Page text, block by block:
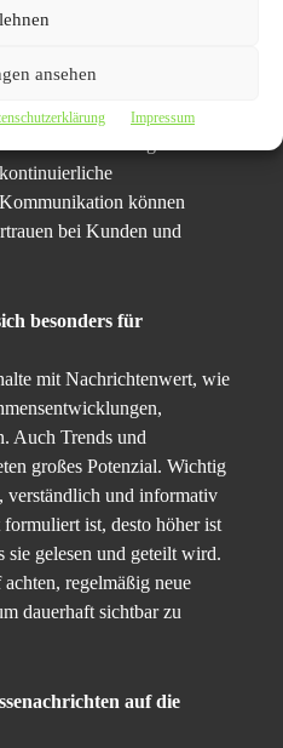
ansehen
Impressum
veröffentlichen, werden
unabhängigen Plattformen,
zusätzlich stärkt. Nutzer
können
bei Kunden und
besonders für
mit Nachrichtenwert, wie
Auch Trends und
großes Potenzial. Wichtig
verständlich und informativ
ist, desto höher ist
sie gelesen und geteilt wird.
regelmäßig neue
dauerhaft sichtbar zu
auf die